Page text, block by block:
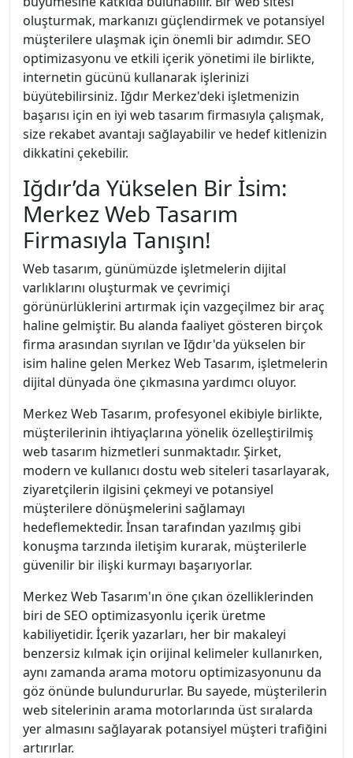
oluşturmak, markanızı güçlendirmek ve potansiyel
müşterilere ulaşmak için önemli bir adımdır. SEO
optimizasyonu ve etkili içerik yönetimi ile birlikte,
internetin gücünü kullanarak işlerinizi
büyütebilirsiniz. Iğdır Merkez'deki işletmenizin
başarısı için en iyi web tasarım firmasıyla çalışmak,
size rekabet avantajı sağlayabilir ve hedef kitlenizin
dikkatini çekebilir.
Iğdır’da Yükselen Bir İsim:
Merkez Web Tasarım
Firmasıyla Tanışın!
Web tasarım, günümüzde işletmelerin dijital
varlıklarını oluşturmak ve çevrimiçi
görünürlüklerini artırmak için vazgeçilmez bir araç
haline gelmiştir. Bu alanda faaliyet gösteren birçok
firma arasından sıyrılan ve Iğdır'da yükselen bir
isim haline gelen Merkez Web Tasarım, işletmelerin
dijital dünyada öne çıkmasına yardımcı oluyor.
Merkez Web Tasarım, profesyonel ekibiyle birlikte,
müşterilerinin ihtiyaçlarına yönelik özelleştirilmiş
web tasarım hizmetleri sunmaktadır. Şirket,
modern ve kullanıcı dostu web siteleri tasarlayarak,
ziyaretçilerin ilgisini çekmeyi ve potansiyel
müşterilere dönüşmelerini sağlamayı
hedeflemektedir. İnsan tarafından yazılmış gibi
konuşma tarzında iletişim kurarak, müşterilerle
güvenilir bir ilişki kurmayı başarıyorlar.
Merkez Web Tasarım'ın öne çıkan özelliklerinden
biri de SEO optimizasyonlu içerik üretme
kabiliyetidir. İçerik yazarları, her bir makaleyi
benzersiz kılmak için orijinal kelimeler kullanırken,
aynı zamanda arama motoru optimizasyonunu da
göz önünde bulundururlar. Bu sayede, müşterilerin
web sitelerinin arama motorlarında üst sıralarda
yer almasını sağlayarak potansiyel müşteri trafiğini
artırırlar.